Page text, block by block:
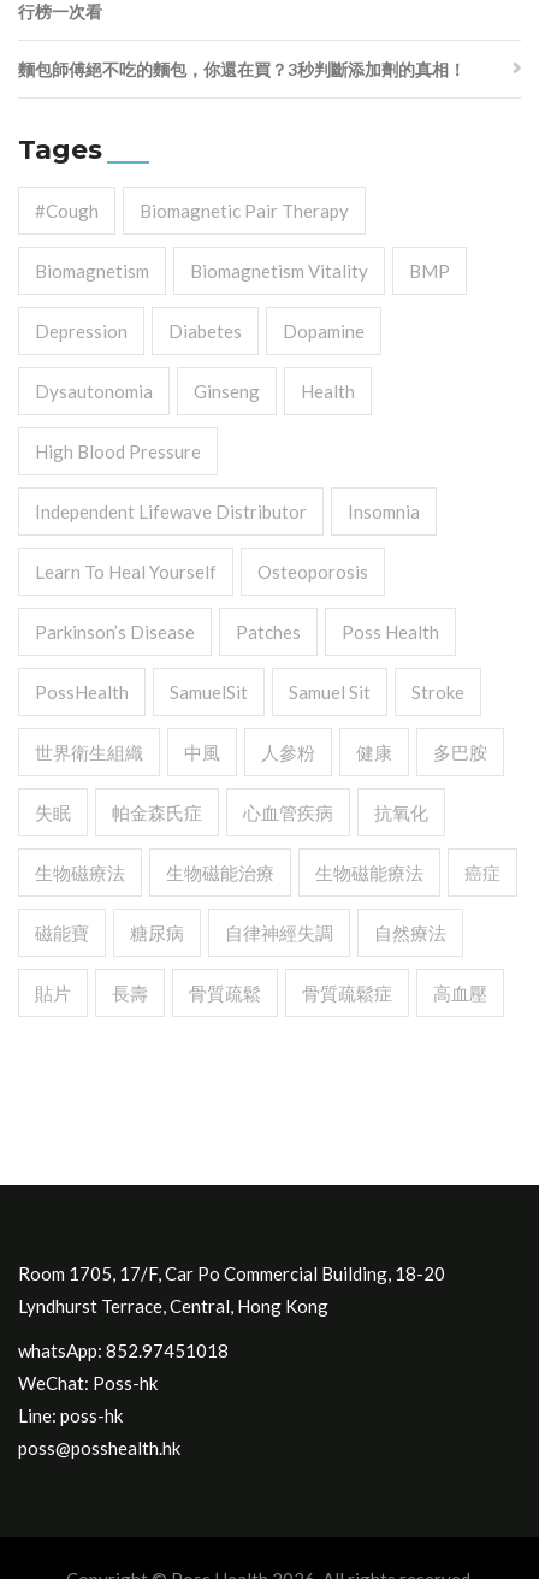
行榜一次看
麵包師傅絕不吃的麵包，你還在買？3秒判斷添加劑的真相！
Tages
#cough Biomagnetic Pair Therapy
Biomagnetism Biomagnetism Vitality BMP
Depression Diabetes Dopamine
Dysautonomia Ginseng Health
High Blood Pressure
Independent Lifewave Distributor Insomnia
Learn To Heal Yourself Osteoporosis
Parkinson’s Disease Patches Poss Health
PossHealth SamuelSit Samuel Sit Stroke
世界衛生組織 中風 人參粉 健康 多巴胺
失眠 帕金森氏症 心血管疾病 抗氧化
生物磁療法 生物磁能治療 生物磁能療法 癌症
磁能寶 糖尿病 自律神經失調 自然療法
貼片 長壽 骨質疏鬆 骨質疏鬆症 高血壓
Room 1705, 17/F, Car Po Commercial Building, 18-20
Lyndhurst Terrace, Central, Hong Kong
whatsApp: 852.97451018
WeChat: Poss-hk
Line: poss-hk
poss@posshealth.hk